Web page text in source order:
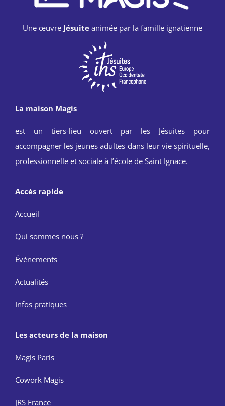
Une œuvre Jésuite animée par la famille ignatienne
La maison Magis
est un tiers-lieu ouvert par les Jésuites pour
accompagner les jeunes adultes dans leur vie spirituelle,
professionnelle et sociale à l’école de Saint Ignace.
Accès rapide
Accueil
Qui sommes nous ?
Événements
Actualités
Infos pratiques
Les acteurs de la maison
Magis Paris
Cowork Magis
JRS France